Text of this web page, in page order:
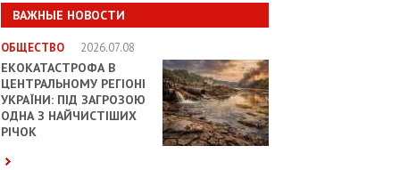
ВАЖНЫЕ НОВОСТИ
ОБЩЕСТВО 2026.07.08
ЕКОКАТАСТРОФА В
ЦЕНТРАЛЬНОМУ РЕГІОНІ
УКРАЇНИ: ПІД ЗАГРОЗОЮ
ОДНА З НАЙЧИСТІШИХ
РІЧОК